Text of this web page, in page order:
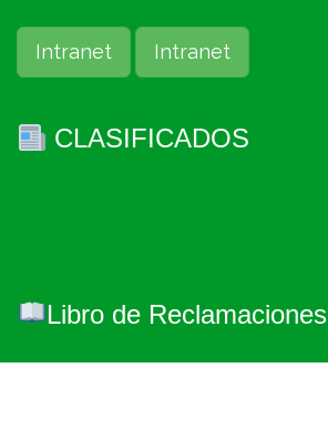
Intranet Intranet
CLASIFICADOS
Libro de Reclamaciones